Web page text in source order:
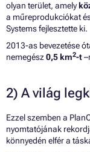
olyan terület, amely
a műreprodukciókat
Systems fejlesztette ki.
2013-as bevezetése
nemegész0,5 km2-t
2) A világ
Ezzel szemben a
nyomtatójának
könnyedén elfér a